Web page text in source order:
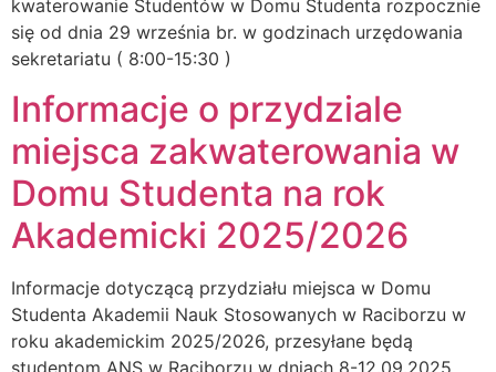
kwaterowanie Studentów w Domu Studenta rozpocznie
się od dnia 29 września br. w godzinach urzędowania
sekretariatu ( 8:00-15:30 )
Informacje o przydziale
miejsca zakwaterowania w
Domu Studenta na rok
Akademicki 2025/2026
Informacje dotyczącą przydziału miejsca w Domu
Studenta Akademii Nauk Stosowanych w Raciborzu w
roku akademickim 2025/2026, przesyłane będą
studentom ANS w Raciborzu w dniach 8-12.09.2025